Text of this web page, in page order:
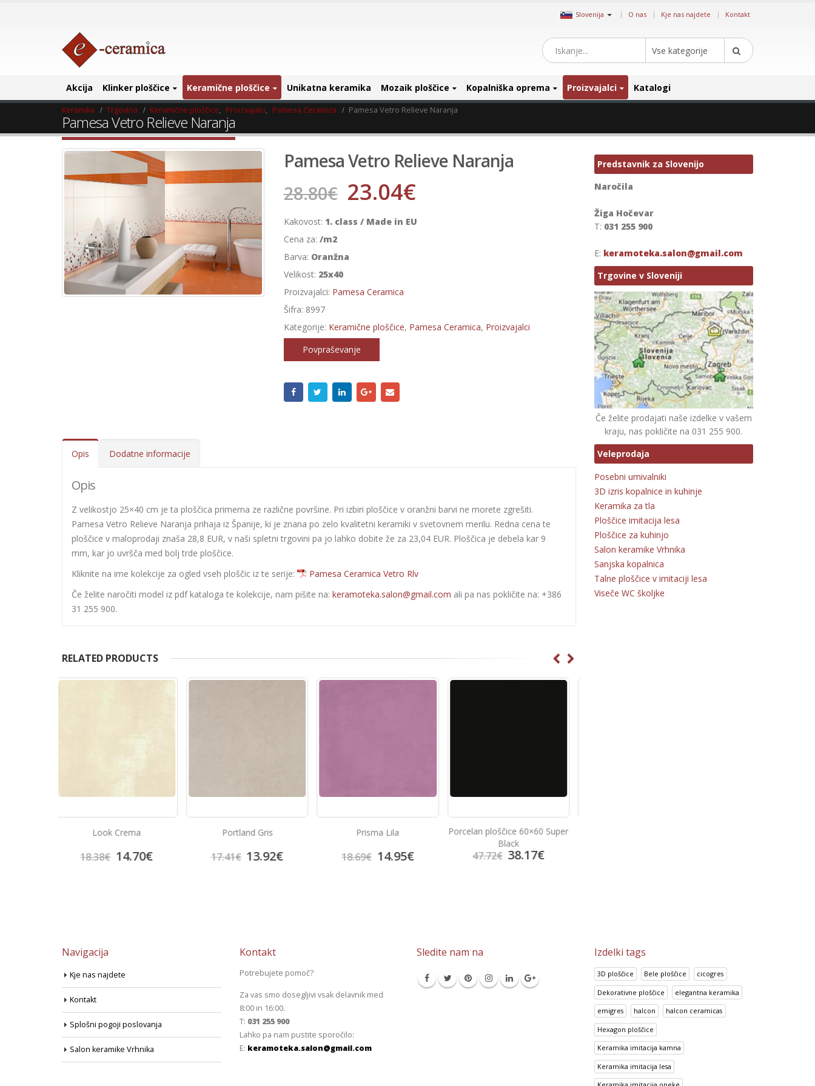
Slovenija | O nas Kje nas najdete Kontakt
Vse kategorije
Akcija Klinker ploščice Keramične ploščice Unikatna keramika Mozaik ploščice Kopalniška oprema Proizvajalci Katalogi
Keramika Trgovina Keramične ploščice, Proizvajalci, Pamesa Ceramica Pamesa Vetro Relieve Naranja
Pamesa Vetro Relieve Naranja
Pamesa Vetro Relieve Naranja
28.80€ 23.04€
Kakovost: 1. class / Made in EU
Cena za: /m2
Barva: Oranžna
Velikost: 25x40
Proizvajalci: Pamesa Ceramica
Šifra: 8997
Kategorije: Keramične ploščice, Pamesa Ceramica, Proizvajalci
Povpraševanje
Opis Dodatne informacije
Opis
Z velikostjo 25×40 cm je ta ploščica primerna ze različne površine. Pri izbiri ploščice v oranžni barvi ne morete zgrešiti.
Pamesa Vetro Relieve Naranja prihaja iz Španije, ki je znana po zelo kvalitetni keramiki v svetovnem merilu. Redna cena te
ploščice v maloprodaji znaša 28,8 EUR, v naši spletni trgovini pa jo lahko dobite že za 23,04 EUR. Ploščica je debela kar 9
mm, kar jo uvršča med bolj trde ploščice.
Kliknite na ime kolekcije za ogled vseh ploščic iz te serije:
Pamesa Ceramica Vetro Rlv
Če želite naročiti model iz pdf kataloga te kolekcije, nam pišite na: keramoteka.salon@gmail.com ali pa nas pokličite na: +386
31 255 900.
RELATED PRODUCTS
Portland Gris
17.41 € 13.92€
Prisma Lila
18.69 € 14.95€
Porcelan ploščice 60×60 Super
47.72 € 38.17€
Bambu Beige
17.41 € 13.92€
Predstavnik za Slovenijo
Naročila
Žiga Hočevar
T: 031 255 900
E: keramoteka.salon@gmail.com
Trgovine v Sloveniji
Če želite prodajati naše izdelke v vašem
kraju, nas pokličite na 031 255 900.
Veleprodaja
Posebni umivalniki
3D izris kopalnice in kuhinje
Keramika za tla
Ploščice imitacija lesa
Ploščice za kuhinjo
Salon keramike Vrhnika
Sanjska kopalnica
Talne ploščice v imitaciji lesa
Viseče WC školjke
Navigacija
Kje nas najdete
Kontakt
Splošni pogoji poslovanja
Salon keramike Vrhnika
Kontakt
Potrebujete pomoč?
Za vas smo dosegljivi vsak delavnik med
8:00 in 16:00.
T: 031 255 900
Lahko pa nam pustite sporočilo:
E: keramoteka.salon@gmail.com
Sledite nam na Izdelki tags
3D ploščice Bele ploščice cicogres
Dekorativne ploščice elegantna keramika
emigres halcon halcon ceramicas
Hexagon ploščice
Keramika imitacija kamna
Keramika imitacija lesa